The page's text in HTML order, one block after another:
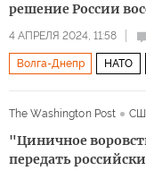
решение России
4 АПРЕЛЯ 2024, 11:58
Волга-Днепр НАТО
The Washington Post
"Циничное
передать